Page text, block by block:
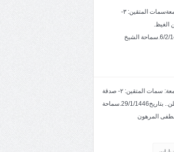
خطبة الجمعةسمات المتقين: ٣-
الغيظ.
بتاريخ6/2/1447.سماحة الشيخ
خطبة الجمعة: سمات المتقين: ٢- صدقة
السر والعلن.. بتاريخ29/1/1446.سماحة
المرهون